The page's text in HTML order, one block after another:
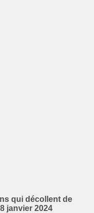
qui décollent de
janvier 2024